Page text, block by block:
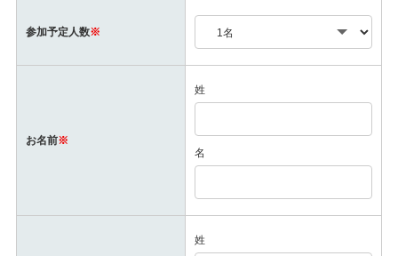
1.当社では、利用目的の達成に必要な範囲内で個人情報の
取扱いの一部又は全部を外部に委託することがあります。
その場合、当社の定めた基準にもとづき十分な個人情報の
2.委託した個人情報の安全管理が図られるよう、契約にお
報の漏洩等なきよう必要な事項を取り決めるとともに、個
人情報の安全管理が図られるよう必要かつ適切な監督を行
め、一部にCookie(クッキー)という技術を利用することが
参加予定人数※
お名前※
姓
名
姓